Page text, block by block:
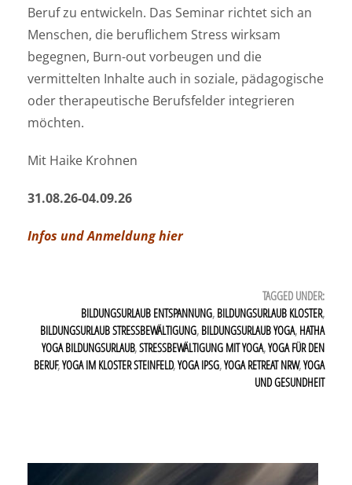
Beruf zu entwickeln. Das Seminar richtet sich an
Menschen, die beruflichem Stress wirksam
begegnen, Burn-out vorbeugen und die
vermittelten Inhalte auch in soziale, pädagogische
oder therapeutische Berufsfelder integrieren
möchten.
Mit Haike Krohnen
31.08.26-04.09.26
Infos und Anmeldung hier
TAGGED UNDER:
BILDUNGSURLAUB ENTSPANNUNG, BILDUNGSURLAUB KLOSTER,
BILDUNGSURLAUB STRESSBEWÄLTIGUNG, BILDUNGSURLAUB YOGA, HATHA
YOGA BILDUNGSURLAUB,STRESSBEWÄLTIGUNG MIT YOGA,YOGA FÜR DEN
BERUF,YOGA IM KLOSTER STEINFELD,YOGA IPSG,YOGA RETREAT NRW,YOGA
UND GESUNDHEIT